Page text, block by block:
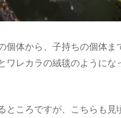
個体から、子持ちの個体ま
ワレカラの絨毯のように
ところですが、こちらも見